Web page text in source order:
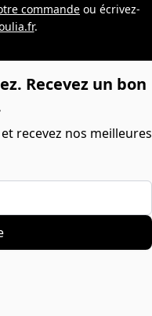
commande ou écrivez-
.
Recevez un bon
recevez nos meilleures